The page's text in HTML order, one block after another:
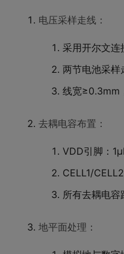
电压采样走线：
采用开尔文连
两节电池采
线宽≥0.3mm
去耦电容布置：
VDD引脚：
CELL1/
所有去耦电
地平面处理：